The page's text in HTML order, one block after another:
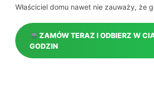
Właściciel domu nawet nie zauważy, że
ZAMÓW TERAZ I ODBIERZ W
GODZIN